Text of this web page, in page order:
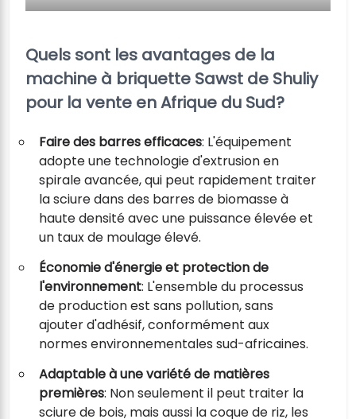
Quels sont les avantages de la
machine à briquette Sawst de Shuliy
pour la vente en Afrique du Sud?
Faire des barres efficaces: L'équipement
adopte une technologie d'extrusion en
spirale avancée, qui peut rapidement traiter
la sciure dans des barres de biomasse à
haute densité avec une puissance élevée et
un taux de moulage élevé.
Économie d'énergie et protection de
l'environnement: L'ensemble du processus
de production est sans pollution, sans
ajouter d'adhésif, conformément aux
normes environnementales sud-africaines.
Adaptable à une variété de matières
premières: Non seulement il peut traiter la
sciure de bois, mais aussi la coque de riz, les